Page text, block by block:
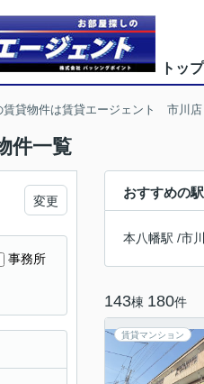
トップ
賃貸物件は賃貸エージェント 市川店
件一覧
おすすめの駅
本八幡駅 /市
143棟 180件
賃貸マンション
変更
事務所